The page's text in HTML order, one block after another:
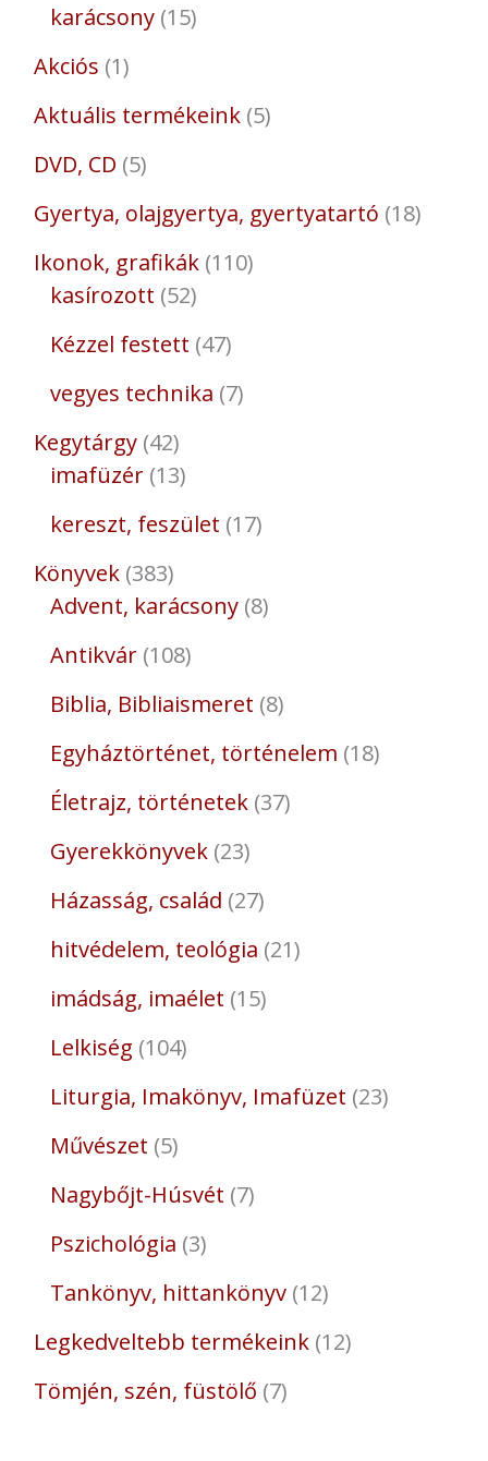
karácsony 15
Akciós 1
Aktuális termékeink 5
DVD, CD 5
Gyertya, olajgyertya, gyertyatartó 18
Ikonok, grafikák 110
kasírozott 52
Kézzel festett 47
vegyes technika 7
Kegytárgy 42
imafüzér 13
kereszt, feszület 17
Könyvek 383
Advent, karácsony 8
Antikvár 108
Biblia, Bibliaismeret 8
Egyháztörténet, történelem 18
Életrajz, történetek 37
Gyerekkönyvek 23
Házasság, család 27
hitvédelem, teológia 21
imádság, imaélet 15
Lelkiség 104
Liturgia, Imakönyv, Imafüzet 23
Művészet 5
Nagybőjt-Húsvét 7
Pszichológia 3
Tankönyv, hittankönyv 12
Legkedveltebb termékeink 12
Tömjén, szén, füstölő 7